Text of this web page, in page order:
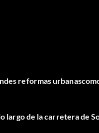
reformas urbanas
largo de la carretera de